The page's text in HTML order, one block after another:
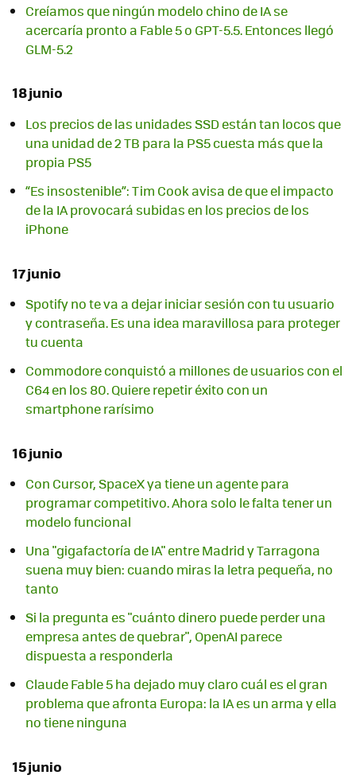
Creíamos que ningún modelo chino de IA se
acercaría pronto a Fable 5 o GPT-5.5. Entonces llegó
GLM-5.2
18 junio
Los precios de las unidades SSD están tan locos que
una unidad de 2 TB para la PS5 cuesta más que la
propia PS5
“Es insostenible”: Tim Cook avisa de que el impacto
de la IA provocará subidas en los precios de los
iPhone
17 junio
Spotify no te va a dejar iniciar sesión con tu usuario
y contraseña. Es una idea maravillosa para proteger
tu cuenta
Commodore conquistó a millones de usuarios con el
C64 en los 80. Quiere repetir éxito con un
smartphone rarísimo
16 junio
Con Cursor, SpaceX ya tiene un agente para
programar competitivo. Ahora solo le falta tener un
modelo funcional
Una "gigafactoría de IA" entre Madrid y Tarragona
suena muy bien: cuando miras la letra pequeña, no
tanto
Si la pregunta es "cuánto dinero puede perder una
empresa antes de quebrar", OpenAI parece
dispuesta a responderla
Claude Fable 5 ha dejado muy claro cuál es el gran
problema que afronta Europa: la IA es un arma y ella
no tiene ninguna
15 junio